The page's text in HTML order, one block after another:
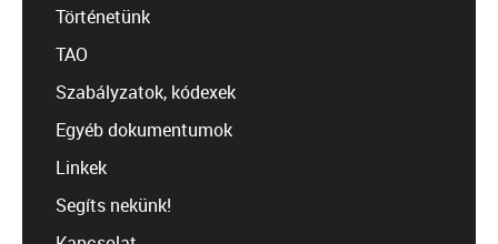
Történetünk
TAO
Szabályzatok, kódexek
Egyéb dokumentumok
Linkek
Segíts nekünk!